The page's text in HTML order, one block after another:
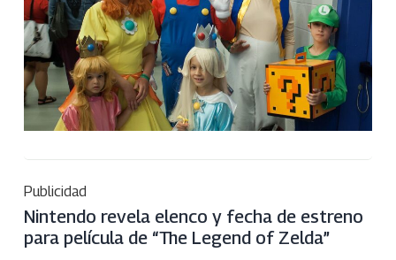
Publicidad
Nintendo revela elenco y fecha de estreno
para película de “The Legend of Zelda”